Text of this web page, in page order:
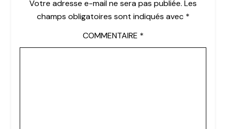
Votre adresse e-mail ne sera pas publiée. Les
champs obligatoires sont indiqués avec *
COMMENTAIRE *